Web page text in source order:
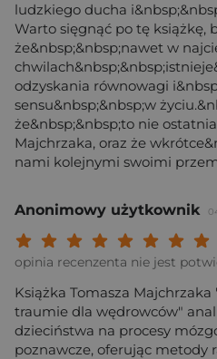
ludzkiego ducha
Warto sięgnąć po tę książkę,
że&nbsp;&nbsp;nawet w
odzyskania równowagi
sensu&nbsp;&nbsp;w
że&nbsp;&nbsp;to nie
Majchrzaka, oraz że
nami kolejnymi swoimi
Anonimowy użytkownik
Twoja
Twoja
Twoja ocena:
Twoja ocena:
Twoja ocena: Słaba 3/
Twoja ocena: Bardzo
Twoja ocena: Beznadziejna 1/
opinia recenzenta nie jest
Książka Tomasza Majchrzaka
traumie dla wędrowców"
dzieciństwa na procesy
poznawcze, oferując metody